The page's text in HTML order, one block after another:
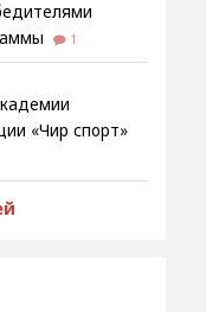
1
«Чир спорт»